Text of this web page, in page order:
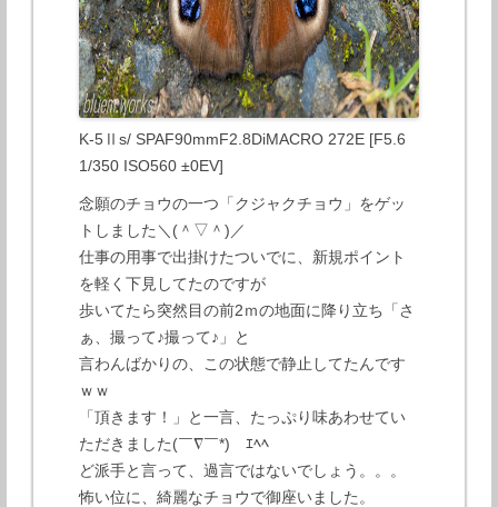
K-5Ⅱs/ SPAF90mmF2.8DiMACRO 272E [F5.6
1/350 ISO560 ±0EV]
念願のチョウの一つ「クジャクチョウ」をゲッ
トしました＼(＾▽＾)／
仕事の用事で出掛けたついでに、新規ポイント
を軽く下見してたのですが
歩いてたら突然目の前2ｍの地面に降り立ち「さ
ぁ、撮って♪撮って♪」と
言わんばかりの、この状態で静止してたんです
ｗｗ
「頂きます！」と一言、たっぷり味あわせてい
ただきました(￣∇￣*)ゞｴﾍﾍ
ど派手と言って、過言ではないでしょう。。。
怖い位に、綺麗なチョウで御座いました。